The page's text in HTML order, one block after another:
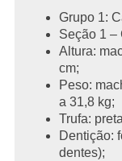
Grupo 1:
Seção 1 –
Altura:
cm;
Peso:
a 31,8 kg;
Trufa:
Dentição:
dentes);